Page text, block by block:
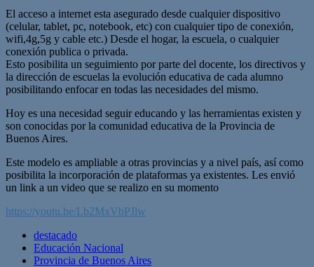
El acceso a internet esta asegurado desde cualquier dispositivo
(celular, tablet, pc, notebook, etc) con cualquier tipo de conexión,
wifi,4g,5g y cable etc.) Desde el hogar, la escuela, o cualquier
conexión publica o privada.
Esto posibilita un seguimiento por parte del docente, los directivos y
la dirección de escuelas la evolución educativa de cada alumno
posibilitando enfocar en todas las necesidades del mismo.
Hoy es una necesidad seguir educando y las herramientas existen y
son conocidas por la comunidad educativa de la Provincia de
Buenos Aires.
Este modelo es ampliable a otras provincias y a nivel país, así como
posibilita la incorporación de plataformas ya existentes. Les envió
un link a un video que se realizo en su momento
https://youtu.be/Lb2MxVbPJlw
destacado
Educación Nacional
Provincia de Buenos Aires